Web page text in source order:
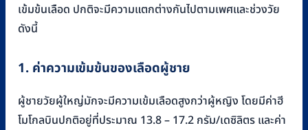
เข้มข้นเลือด ปกติจะมีความแตกต่างกันไปตามเพศและช่วงวัย
ดังนี้
1. ค่าความเข้มข้นของเลือดผู้ชาย
ผู้ชายวัยผู้ใหญ่มักจะมีความเข้มเลือดสูงกว่าผู้หญิง โดยมีค่าฮี
โมโกลบินปกติอยู่ที่ประมาณ 13.8 – 17.2 กรัม/เดซิลิตร และค่า